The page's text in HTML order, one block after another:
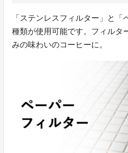
「ステンレスフィルター」と「
種類が使用可能です。フィルタ
みの味わいのコーヒーに。